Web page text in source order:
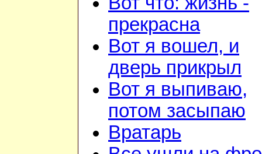
прекрасна
Вот я вошел, и
дверь прикрыл
Вот я выпиваю,
потом засыпаю
Вратарь